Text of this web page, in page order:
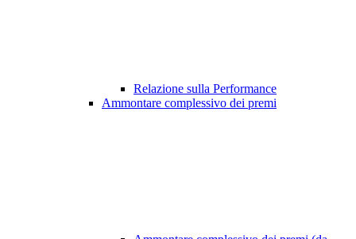
Relazione sulla Performance
Ammontare complessivo dei premi